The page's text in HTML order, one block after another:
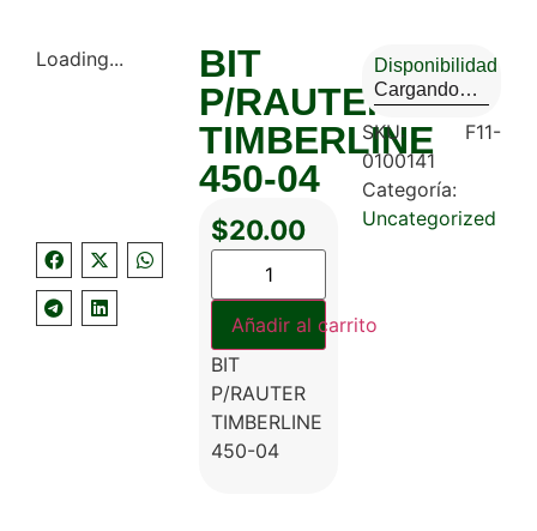
Loading...
BIT
P/RAUTER
TIMBERLINE
450-04
$20.00
Añadir al carrito
BIT
P/RAUTER
TIMBERLINE
450-04
Disponibilidad
Cargando…
SKU: F11-
0100141
Categoría:
Uncategorized